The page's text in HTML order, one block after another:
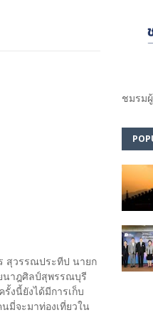
สุวรรณประทีป นายก
นาฎศิลป์สุพรรณบุรี
งนี้ยังได้มีการเก็บ
มี่จะมาท่องเที่ยวใน
ชมรม​